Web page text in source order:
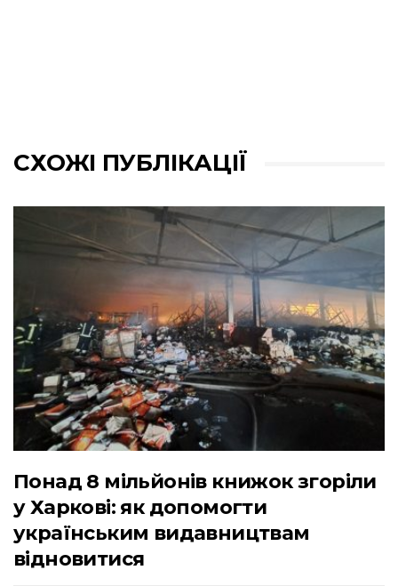
СХОЖІ ПУБЛІКАЦІЇ
Понад 8 мільйонів книжок згоріли
у Харкові: як допомогти
українським видавництвам
відновитися